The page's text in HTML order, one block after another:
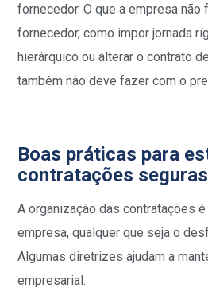
fornecedor. O que a empresa não
fornecedor, como impor jornada
hierárquico ou alterar o contrato
também não deve fazer com o
Boas práticas para
contratações seguras
A organização das contratações
empresa, qualquer que seja o
Algumas diretrizes ajudam a
empresarial: